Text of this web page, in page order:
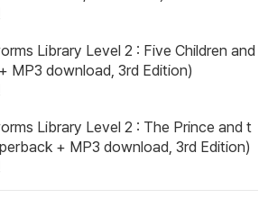
Library Level 2 : Five Children and
MP3 download, 3rd Edition)
Library Level 2 : The Prince and t
+ MP3 download, 3rd Edition)